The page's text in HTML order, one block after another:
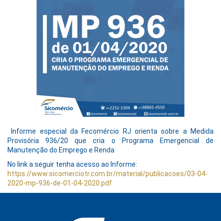
Informe especial da Fecomércio RJ orienta sobre a Medida
Provisória 936/20 que cria o Programa Emergencial de
Manutenção do Emprego e Renda
No link a seguir tenha acesso ao Informe:
https://www.sicomerciotr.com.br/material/publicacoes/03-04-
2020-mp-936-de-01-04-2020.pdf